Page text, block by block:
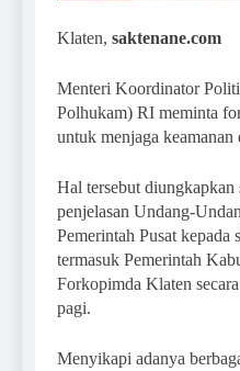
Klaten, saktenane.com
Menteri Koordinator
Polhukam) RI meminta
untuk menjaga keamanan
Hal tersebut diungkapkan
penjelasan Undang-
Pemerintah Pusat kepada
termasuk Pemerintah
Forkopimda Klaten
pagi.
Menyikapi adanya